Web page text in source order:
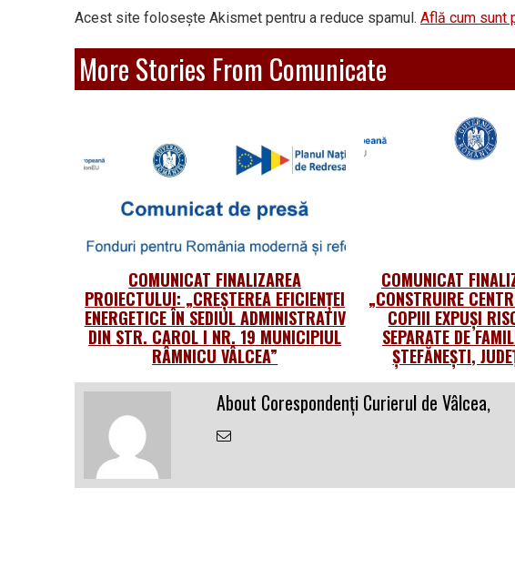
Acest site folosește Akismet pentru a reduce spamul. Află cum sunt
More Stories From Comunicate
COMUNICAT FINALIZAREA
PROIECTULUI: „CREȘTEREA EFICIENȚEI
ENERGETICE ÎN SEDIUL ADMINISTRATIV
DIN STR. CAROL I NR. 19 MUNICIPIUL
RÂMNICU VÂLCEA”
COMUNICAT
„CONSTRUIRE
COPIII EXPUȘI
SEPARATE DE
ȘTEFĂNEȘTI,
About Corespondenți Curierul de Vâlcea,
Email